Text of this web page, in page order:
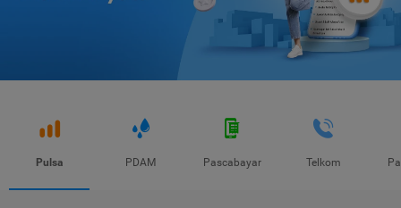
Pulsa PDAM Pascabayar Telkom